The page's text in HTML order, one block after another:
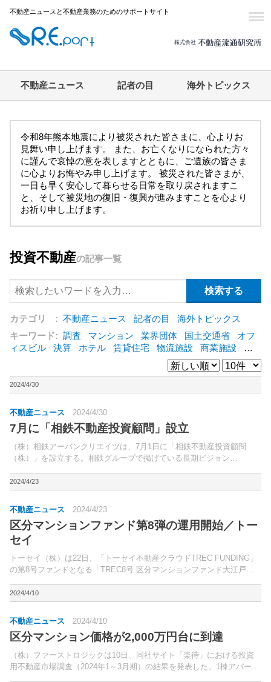
不動産ニュースと不動産業務のためのサポートサイト
不動産ニュース 記者の目 海外トピックス
令和8年熊本地震により被災された皆さまに、心よりお
見舞い申し上げます。 また、お亡くなりになられた方々
に謹んで哀悼の意を表しますとともに、ご遺族の皆さま
に心よりお悔やみ申し上げます。 被災された皆さまが、
一日も早く安心して暮らせる日常を取り戻されますこ
と、そして被災地の復旧・復興が進みますことを心より
お祈り申し上げます。
投資不動産の記事一覧
カテゴリ : 不動産ニュース 記者の目
海外トピックス
キーワード: 調査 マンション 業界団体 国土交通省
オフ
ィスビル
決算 ホテル 賃貸住宅 物流施設 商業施設
海
東急不動産 賃料
ア
野村不動産 ZEH [+]
2024/4/30
不動産ニュース 2024/4/30
7月に「相鉄不動産投資顧問」設立
（株）相鉄アーバンクリエイツは、7月1日に「相鉄不動産投資顧問
（株）」を設立する。相鉄グループで掲げている長期ビジョン
現に向けた取り組み。
2024/4/23
不動産ニュース 2024/4/23
区分マンションファンド第8弾の運用開始／トー
セイ
トーセイ（株）は22日、「トーセイ不動産クラウドTREC FUNDING」
の第8号ファンドとなる「TREC8号 区分マンションファンド大江戸シ
どに立地する区分マンション7戸が対象。
2024/4/10
不動産ニュース 2024/4/10
区分マンション価格が2,000万円台に到達
（株）ファーストロジックは10日、同社サイト「楽待」における投資
用不動産市場調査（2024年1～3月期）の結果を発表した。1棟アパート